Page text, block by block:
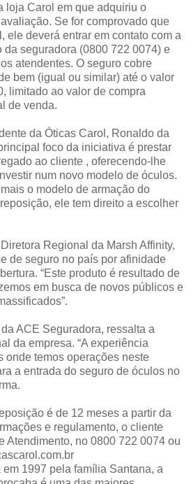
loja Carol em que adquiriu o
Se for comprovado que
ele deverá entrar em contato com a
da seguradora (0800 722 0074) e
atendentes. O seguro cobre
bem (igual ou similar) até o valor
limitado ao valor de compra
de venda.
da Óticas Carol, Ronaldo da
foco da iniciativa é prestar
ao cliente , oferecendo-lhe
num novo modelo de óculos.
o modelo de armação do
ele tem direito a escolher
Regional da Marsh Affinity,
de seguro no país por afinidade
“Este produto é resultado de
em busca de novos públicos e
ACE Seguradora, ressalta a
da empresa. “A experiência
onde temos operações neste
a entrada do seguro de óculos no
é de 12 meses a partir da
e regulamento, o cliente
Atendimento, no 0800 722 0074 ou
1997 pela família Santana, a